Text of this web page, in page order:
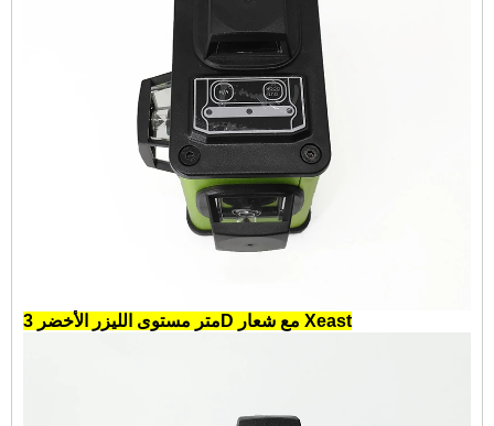
متر مستوى الليزر الأخضر 3D مع شعار Xeast